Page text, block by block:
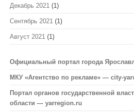
Декабрь 2021 (1)
Сентябрь 2021 (1)
Август 2021 (1)
Официальный портал города
МКУ «Агентство по рекламе» — city-
Портал органов государственной
области — yarregion.ru